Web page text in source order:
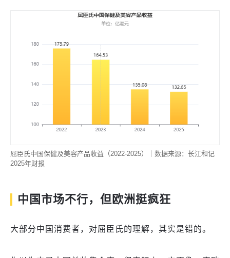
屈臣氏中国保健及美容产品收益（2022-2025）｜数据来源：长江和记
2025年财报
中国市场不行，但欧洲挺疯狂
大部分中国消费者，对屈臣氏的理解，其实是错的。